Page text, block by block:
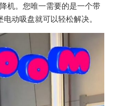
机。您唯一需要的是一个带
动吸盘就可以轻松解决。